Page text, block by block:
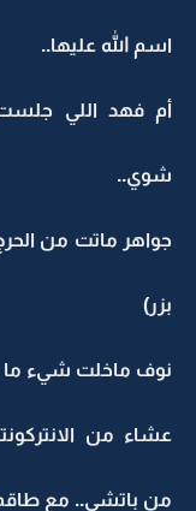
اسم الله عليها..
أم فهد اللي
شوي..
جواهر ماتت من
بزر)
نوف ماخلت شيء
عشاء من
من باتشي.. مع